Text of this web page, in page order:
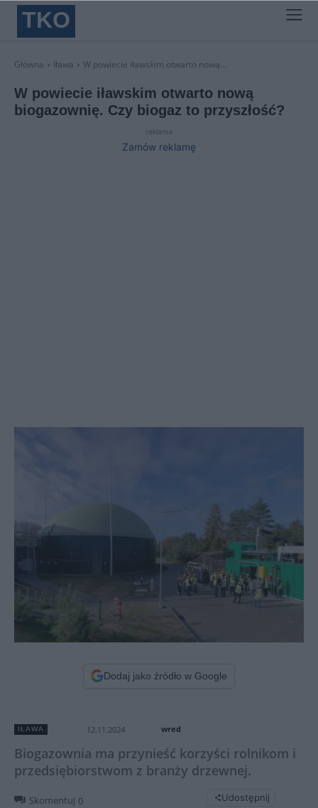
TKO
Główna Iława W powiecie iławskim otwarto nową...
W powiecie iławskim otwarto nową
biogazownię. Czy biogaz to przyszłość?
reklama
Zamów reklamę
Dodaj jako źródło w Google
IŁAWA 12.11.2024 wred
Biogazownia ma przynieść korzyści rolnikom i
przedsiębiorstwom z branży drzewnej.
Skomentuj 0 Udostępnij